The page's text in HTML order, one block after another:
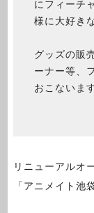
にフィーチ
様に大好き
グッズの販
ーナー等、
おこないます
リニューアルオ
「アニメイト池